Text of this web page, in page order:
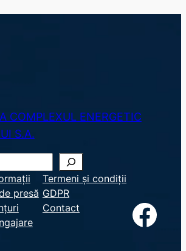
COMPLEXUL ENERGETIC
S.A.
presă
Termeni și condiții
GDPR
Contact
Facebook